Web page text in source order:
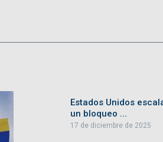
Estados Unidos
un bloqueo ...
17 de diciembre de 2025